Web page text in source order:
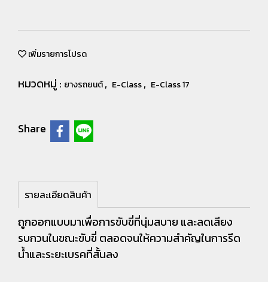
เพิ่มรายการโปรด
หมวดหมู่ : ยางรถยนต์, E-Class, E-Class 17
Share
รายละเอียดสินค้า
ถูกออกแบบมาเพื่อการขับขี่ที่นุ่มสบาย และลดเสียง
รบกวนในขณะขับขี่ ตลอดจนให้ความสำคัญในการรีด
น้ำและระยะเบรคที่สั้นลง